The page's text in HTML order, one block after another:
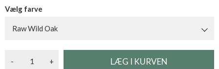
Vælg farve
Raw Wild Oak
- +